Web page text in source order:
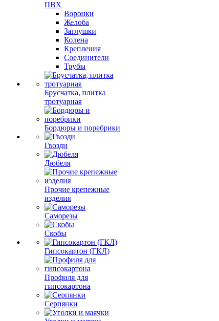
ПВХ
Воронки
Желоба
Заглушки
Колена
Крепления
Соединители
Трубы
Брусчатка, плитка
тротуарная
Бордюры и поребрики
Гвозди
Дюбеля
Прочие крепежные
изделия
Саморезы
Скобы
Гипсокартон (ГКЛ)
Профиля для
гипсокартона
Серпянки